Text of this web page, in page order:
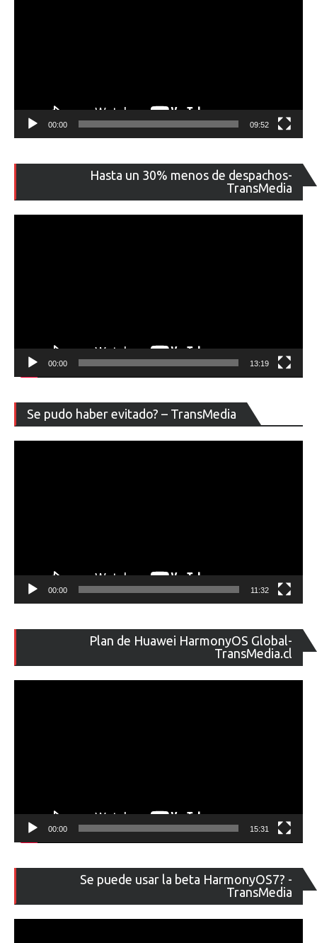
00:00 09:52
Hasta un 30% menos de despachos-
TransMedia
de
00:00 13:19
Se pudo haber evitado? – TransMedia
de
00:00 11:32
Plan de Huawei HarmonyOS Global-
TransMedia.cl
de
00:00 15:31
Se puede usar la beta HarmonyOS7? -
TransMedia
de